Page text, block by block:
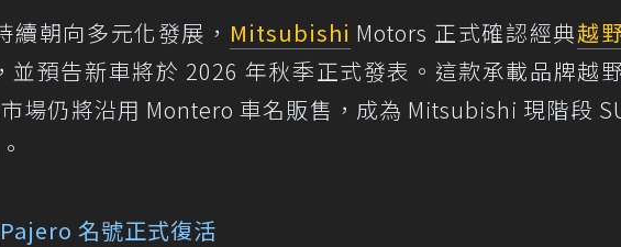
續朝向多元化發展， Mitsubishi Motors 正式確認經典越
並預告新車將於 2026 年秋季正式發表。這款承載品牌越
場仍將沿用 Montero 車名販售，成為 Mitsubishi 現階段
名號正式復活